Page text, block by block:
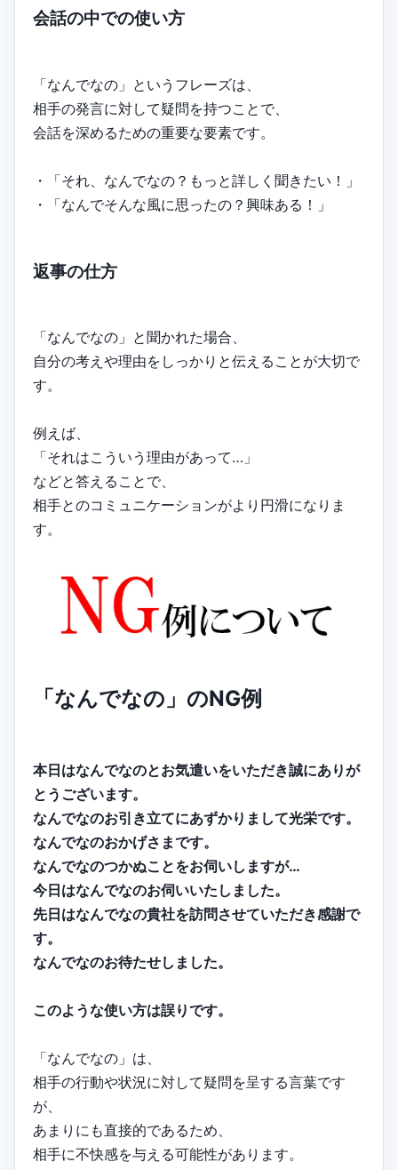
会話の中での使い方
「なんでなの」というフレーズは、
相手の発言に対して疑問を持つことで、
会話を深めるための重要な要素です。
・「それ、なんでなの？もっと詳しく聞きたい！」
・「なんでそんな風に思ったの？興味ある！」
返事の仕方
「なんでなの」と聞かれた場合、
自分の考えや理由をしっかりと伝えることが大切で
す。
例えば、
「それはこういう理由があって…」
などと答えることで、
相手とのコミュニケーションがより円滑になりま
す。
「なんでなの」のNG例
本日はなんでなのとお気遣いをいただき誠にありが
とうございます。
なんでなのお引き立てにあずかりまして光栄です。
なんでなのおかげさまです。
なんでなのつかぬことをお伺いしますが…
今日はなんでなのお伺いいたしました。
先日はなんでなの貴社を訪問させていただき感謝で
す。
なんでなのお待たせしました。
このような使い方は誤りです。
「なんでなの」は、
相手の行動や状況に対して疑問を呈する言葉です
が、
あまりにも直接的であるため、
相手に不快感を与える可能性があります。